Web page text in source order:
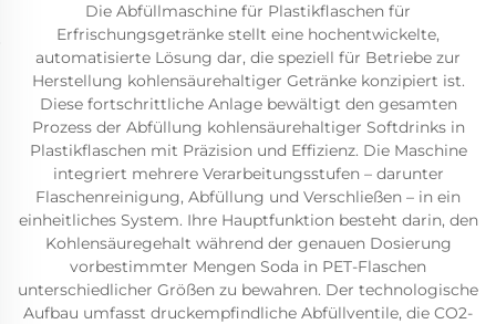
Die Abfüllmaschine für Plastikflaschen für
Erfrischungsgetränke stellt eine hochentwickelte,
automatisierte Lösung dar, die speziell für Betriebe zur
Herstellung kohlensäurehaltiger Getränke konzipiert ist.
Diese fortschrittliche Anlage bewältigt den gesamten
Prozess der Abfüllung kohlensäurehaltiger Softdrinks in
Plastikflaschen mit Präzision und Effizienz. Die Maschine
integriert mehrere Verarbeitungsstufen – darunter
Flaschenreinigung, Abfüllung und Verschließen – in ein
einheitliches System. Ihre Hauptfunktion besteht darin, den
Kohlensäuregehalt während der genauen Dosierung
vorbestimmter Mengen Soda in PET-Flaschen
unterschiedlicher Größen zu bewahren. Der technologische
Aufbau umfasst druckempfindliche Abfüllventile, die CO2-